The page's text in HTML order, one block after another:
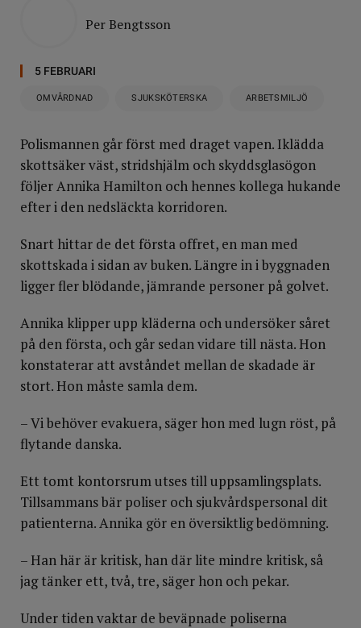
Per Bengtsson
5 FEBRUARI
OMVÅRDNAD SJUKSKÖTERSKA ARBETSMILJÖ
Polismannen går först med draget vapen. Iklädda
skottsäker väst, stridshjälm och skyddsglasögon
följer Annika Hamilton och hennes kollega hukande
efter i den nedsläckta korridoren.
Snart hittar de det första offret, en man med
skottskada i sidan av buken. Längre in i byggnaden
ligger fler blödande, jämrande personer på golvet.
Annika klipper upp kläderna och undersöker såret
på den första, och går sedan vidare till nästa. Hon
konstaterar att avståndet mellan de skadade är
stort. Hon måste samla dem.
– Vi behöver evakuera, säger hon med lugn röst, på
flytande danska.
Ett tomt kontorsrum utses till uppsamlingsplats.
Tillsammans bär poliser och sjukvårdspersonal dit
patienterna. Annika gör en översiktlig bedömning.
– Han här är kritisk, han där lite mindre kritisk, så
jag tänker ett, två, tre, säger hon och pekar.
Under tiden vaktar de beväpnade poliserna